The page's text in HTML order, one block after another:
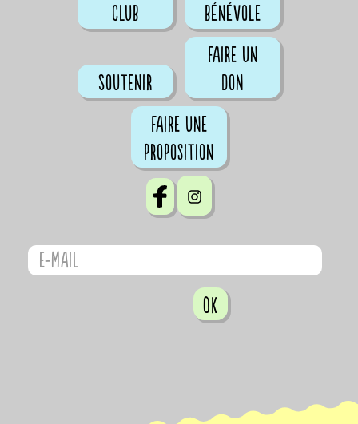
club
bénévole
Soutenir
Faire un
don
Faire une
proposition
OK